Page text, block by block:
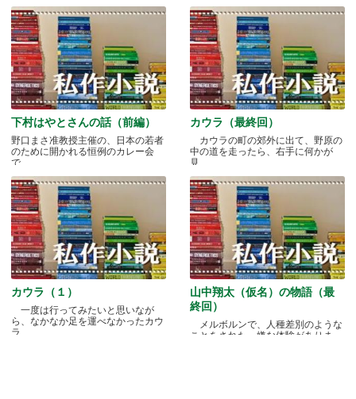
下村はやとさんの話（前編）
野口まさ准教授主催の、日本の若者
のために開かれる恒例のカレー会
で.....
カウラ（最終回）
カウラの町の郊外に出て、野原の
中の道を走ったら、右手に何かが
見.....
カウラ（１）
一度は行ってみたいと思いなが
ら、なかなか足を運べなかったカウ
ラ.....
山中翔太（仮名）の物語（最
終回）
メルボルンで、人種差別のような
ことをされた、嫌な体験がありま